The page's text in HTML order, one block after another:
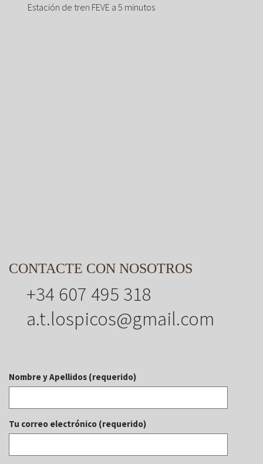
Estación de tren FEVE a 5 minutos
CONTACTE CON NOSOTROS
+34 607 495 318
a.t.lospicos@gmail.com
Nombre y Apellidos (requerido)
Tu correo electrónico (requerido)